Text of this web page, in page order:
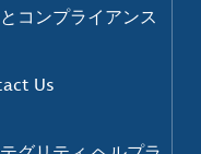
コンプライアンス
Us